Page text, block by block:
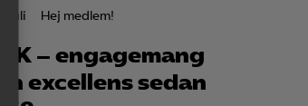
1 juli Hej medlem!
– engagemang
excellens sedan